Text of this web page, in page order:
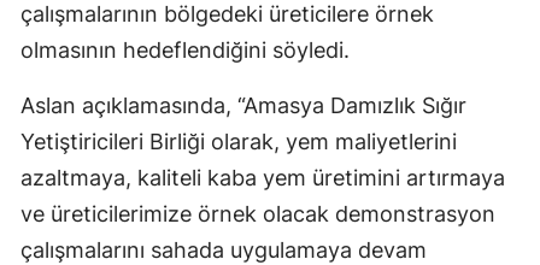
çalışmalarının bölgedeki üreticilere örnek
olmasının hedeflendiğini söyledi.
Aslan açıklamasında, “Amasya Damızlık Sığır
Yetiştiricileri Birliği olarak, yem maliyetlerini
azaltmaya, kaliteli kaba yem üretimini artırmaya
ve üreticilerimize örnek olacak demonstrasyon
çalışmalarını sahada uygulamaya devam